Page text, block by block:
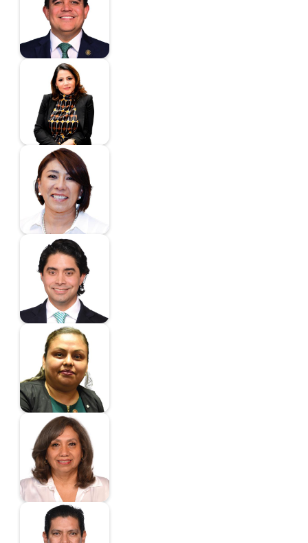
Diputado
Santy Montemayor
Castillo
Diputada
Mendoza Mondragón
María Luisa
Diputado
Miranda Barrera Luis
Enrique
Diputado
Nava García María del
Carmen
Diputada
Noyola Cervantes Ma.
Leonor
Diputada
Núñez Aguilar
Ernesto